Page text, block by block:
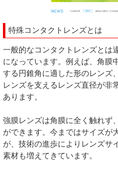
特殊コンタクトレンズとは
一般的なコンタクトレンズとは
になっています。例えば、角膜
する円錐角に適した形のレンズ
レンズを支えるレンズ直径が非
あります。
強膜レンズは角膜に全く触れず
ができます。今まではサイズが
が、技術の進歩によりレンズサ
素材も増えてきています。